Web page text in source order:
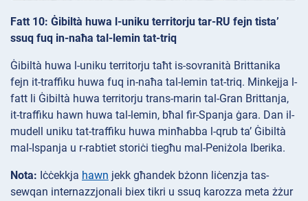
Fatt 10: Ġibiltà huwa l-uniku territorju tar-RU fejn tista’
ssuq fuq in-naħa tal-lemin tat-triq
Ġibiltà huwa l-uniku territorju taħt is-sovranità Brittanika
fejn it-traffiku huwa fuq in-naħa tal-lemin tat-triq. Minkejja l-
fatt li Ġibiltà huwa territorju trans-marin tal-Gran Brittanja,
it-traffiku hawn huwa tal-lemin, bħal fir-Spanja ġara. Dan il-
mudell uniku tat-traffiku huwa minħabba l-qrub ta’ Ġibiltà
mal-Ispanja u r-rabtiet storiċi tiegħu mal-Peniżola Iberika.
Nota: Iċċekkja hawn jekk għandek bżonn liċenzja tas-
sewqan internazzjonali biex tikri u ssuq karozza meta żżur